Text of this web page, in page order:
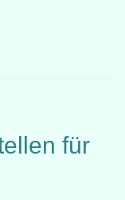
für